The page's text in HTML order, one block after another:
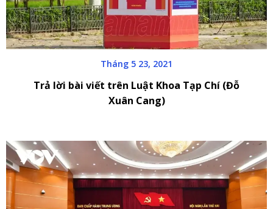
Tháng 5 23, 2021
Trả lời bài viết trên Luật Khoa Tạp Chí (Đỗ
Xuân Cang)